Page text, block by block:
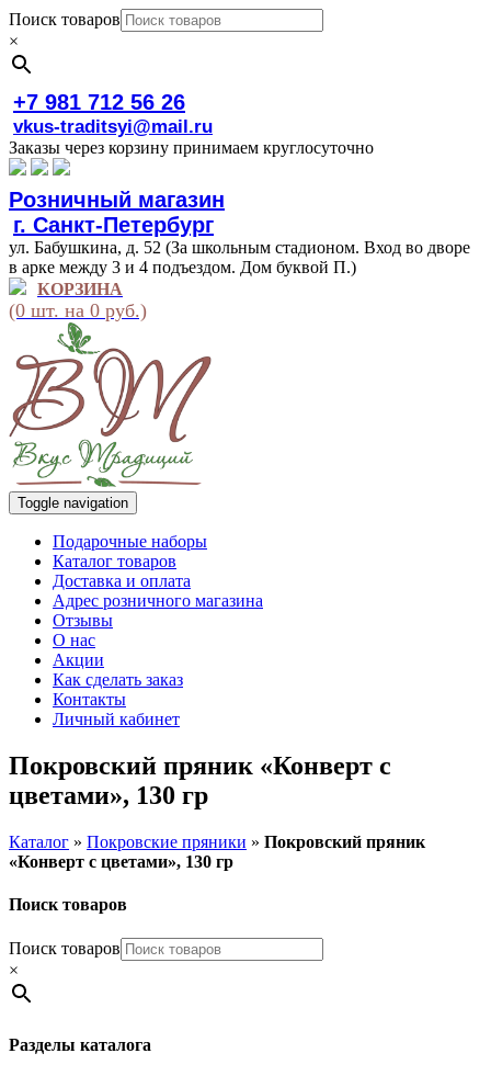
Поиск товаров
×
+7 981 712 56 26
vkus-traditsyi@mail.ru
Заказы через корзину принимаем круглосуточно
Розничный магазин
г. Санкт-Петербург
ул. Бабушкина, д. 52 (За школьным стадионом. Вход во дворе
в арке между 3 и 4 подъездом. Дом буквой П.)
КОРЗИНА
(0 шт. на 0 руб.)
Toggle navigation
Подарочные наборы
Каталог товаров
Доставка и оплата
Адрес розничного магазина
Отзывы
О нас
Акции
Как сделать заказ
Контакты
Личный кабинет
Покровский пряник «Конверт с
цветами», 130 гр
Каталог » Покровские пряники » Покровский пряник
«Конверт с цветами», 130 гр
Поиск товаров
Поиск товаров
×
Разделы каталога